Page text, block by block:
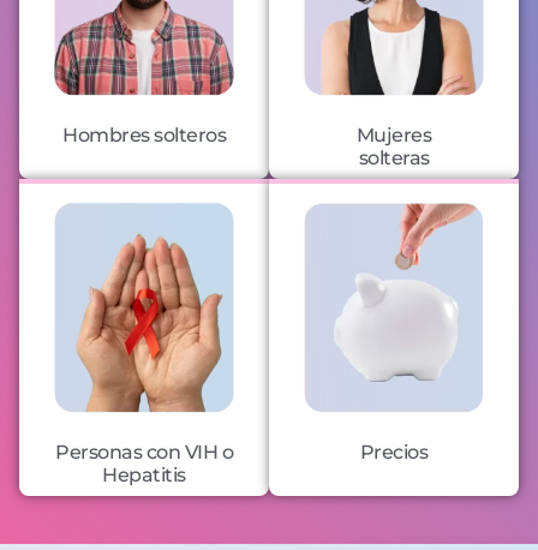
Hombres solteros
Mujeres
solteras
Personas con VIH o
Hepatitis
Precios